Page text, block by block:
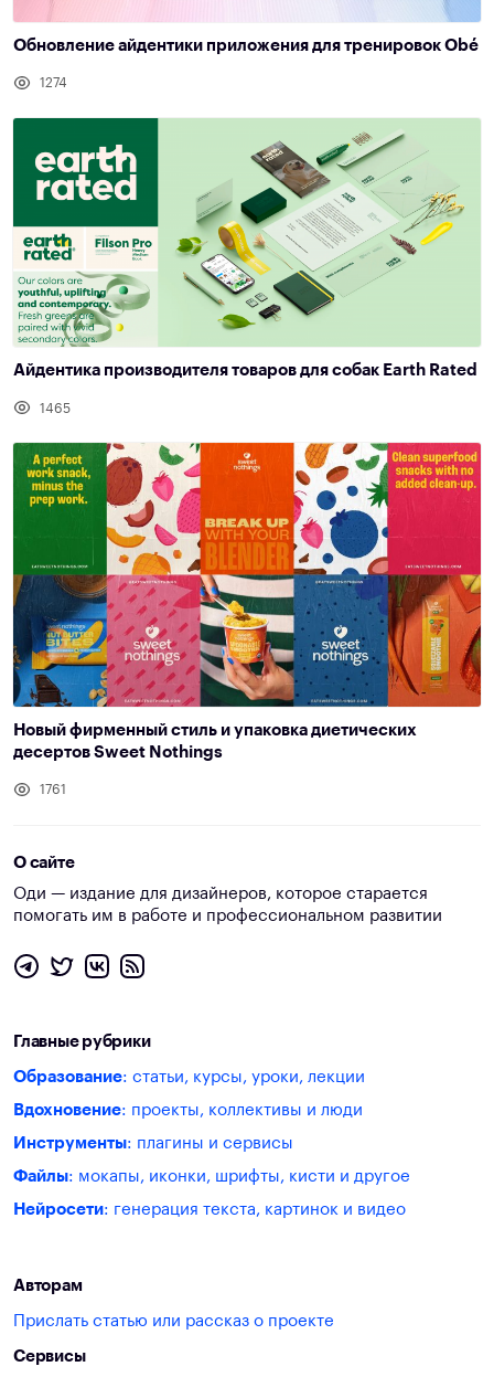
Обновление айдентики приложения для тренировок Obé
1274
Айдентика производителя товаров для собак Earth Rated
1465
Новый фирменный стиль и упаковка диетических
десертов Sweet Nothings
1761
О сайте
Оди — издание для дизайнеров, которое старается
помогать им в работе и профессиональном развитии
Главные рубрики
Образование: статьи, курсы, уроки, лекции
Вдохновение: проекты, коллективы и люди
Инструменты: плагины и сервисы
Файлы: мокапы, иконки, шрифты, кисти и другое
Нейросети: генерация текста, картинок и видео
Авторам
Прислать статью или рассказ о проекте
Сервисы